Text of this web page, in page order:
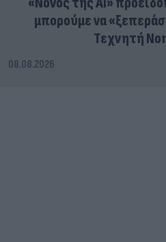
μπορούμε να
Τεχνητή
08.08.2026